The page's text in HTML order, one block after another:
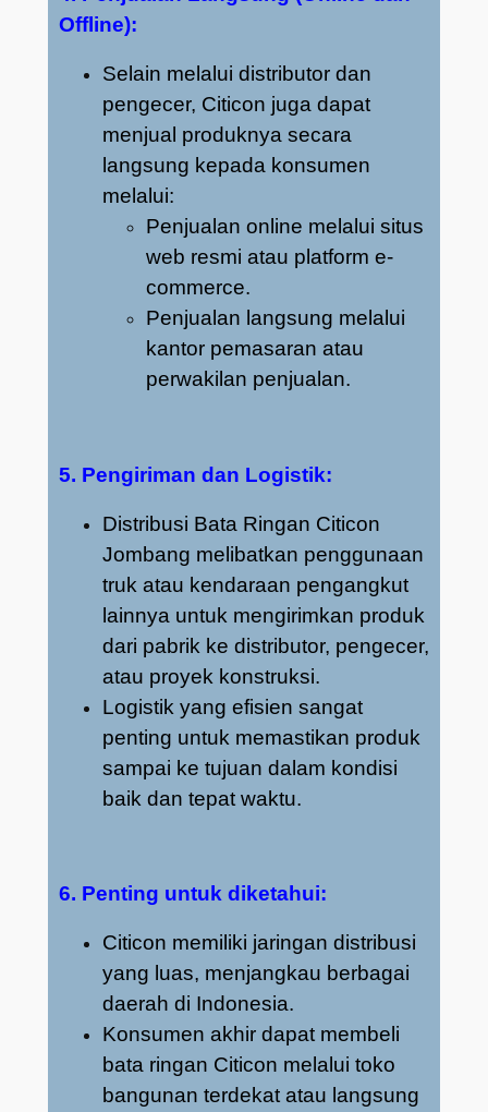
Offline):
Selain melalui distributor dan
pengecer, Citicon juga dapat
menjual produknya secara
langsung kepada konsumen
melalui:
Penjualan online melalui situs
web resmi atau platform e-
commerce.
Penjualan langsung melalui
kantor pemasaran atau
perwakilan penjualan.
5. Pengiriman dan Logistik:
Distribusi Bata Ringan Citicon
Jombang melibatkan penggunaan
truk atau kendaraan pengangkut
lainnya untuk mengirimkan produk
dari pabrik ke distributor, pengecer,
atau proyek konstruksi.
Logistik yang efisien sangat
penting untuk memastikan produk
sampai ke tujuan dalam kondisi
baik dan tepat waktu.
6. Penting untuk diketahui:
Citicon memiliki jaringan distribusi
yang luas, menjangkau berbagai
daerah di Indonesia.
Konsumen akhir dapat membeli
bata ringan Citicon melalui toko
bangunan terdekat atau langsung